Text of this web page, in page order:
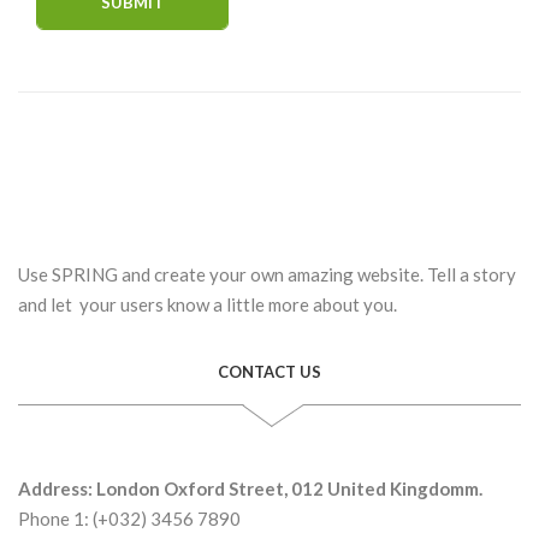
Use SPRING and create your own amazing website. Tell a story
and let your users know a little more about you.
CONTACT US
Address: London Oxford Street, 012 United Kingdomm.
Phone 1: (+032) 3456 7890